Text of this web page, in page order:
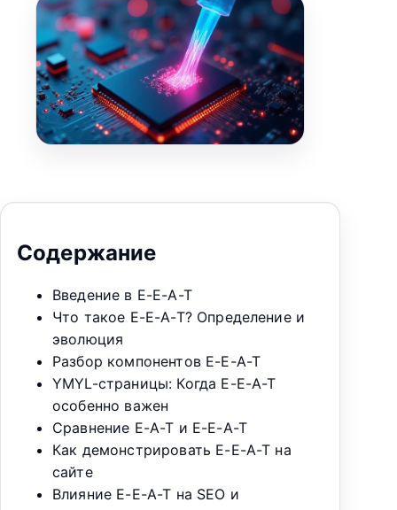
Содержание
Введение в E-E-A-T
Что такое E-E-A-T? Определение и
эволюция
Разбор компонентов E-E-A-T
YMYL-страницы: Когда E-E-A-T
особенно важен
Сравнение E-A-T и E-E-A-T
Как демонстрировать E-E-A-T на
сайте
Влияние E-E-A-T на SEO и